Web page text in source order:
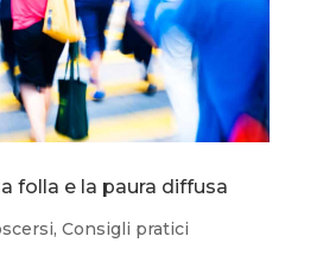
folla e la paura diffusa
, Consigli pratici